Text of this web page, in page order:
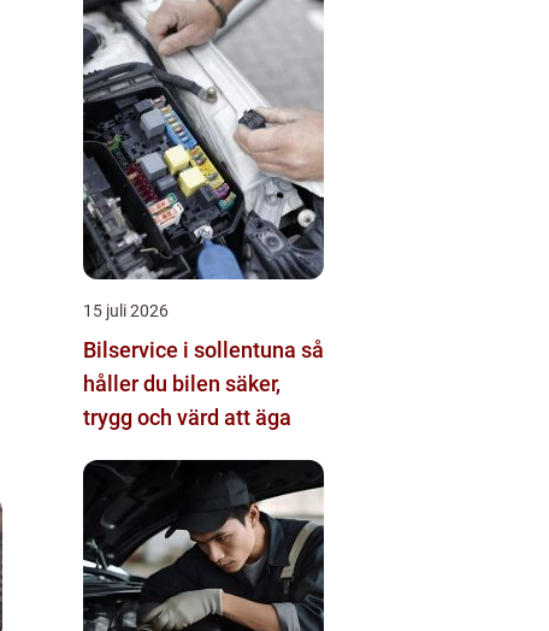
15 juli 2026
Bilservice i sollentuna så
håller du bilen säker,
trygg och värd att äga